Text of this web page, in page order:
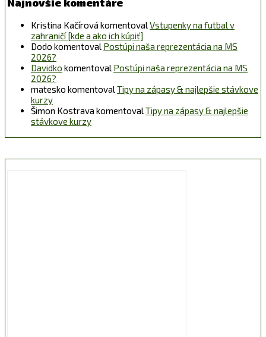
Najnovšie komentáre
Kristina Kačírová komentovalVstupenky na futbal v
zahraničí [kde a ako ich kúpiť]
Dodo komentoval Postúpi naša reprezentácia na MS
2026?
Davidko komentoval Postúpi naša reprezentácia na MS
2026?
matesko komentovalTipy na zápasy & najlepšie stávkove
kurzy
Šimon Kostrava komentovalTipy na zápasy & najlepšie
stávkove kurzy